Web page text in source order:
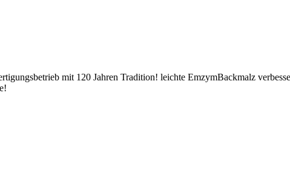
mit 120 Jahren Tradition! leichte EmzymBackmalz